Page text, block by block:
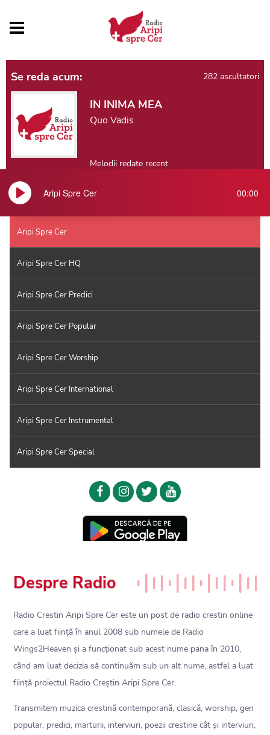
Despre Radio
Radio Crestin Aripi Spre Cer este un post de radio crestin online
care a luat ființă în anul 2008 sub numele de Radio
Wings2Heaven și a funcționat sub acest nume pana în 2010,
când am luat decizia să continuăm sub un alt nume, astfel a luat
ființă proiectul Radio Creștin Aripi Spre Cer.
Transmitem muzica crestină contemporană, clasică, worship, gen
popular, predici, marturii, interviuri, poezii crestine cât și interviuri,
Se reda acum: 282 ascultatori
IN INIMA MEA
Quo Vadis
Melodii redate recent
Play
Aripi Spre Cer 00:00
Aripi Spre Cer
Aripi Spre Cer HQ
Aripi Spre Cer Predici
Aripi Spre Cer Popular
Aripi Spre Cer Worship
Aripi Spre Cer International
Aripi Spre Cer Instrumental
Aripi Spre Cer Special